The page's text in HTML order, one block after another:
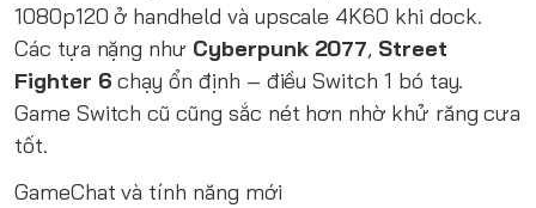
1080p120 ở handheld và upscale 4K60 khi dock.
Các tựa nặng như Cyberpunk 2077, Street
Fighter 6 chạy ổn định – điều Switch 1 bó tay.
Game Switch cũ cũng sắc nét hơn nhờ khử răng cưa
tốt.
GameChat và tính năng mới